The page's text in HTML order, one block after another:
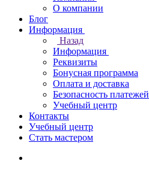
О компании
Блог
Информация
Назад
Информация
Реквизиты
Бонусная программа
Оплата и доставка
Безопасность платежей
Учебный центр
Контакты
Учебный центр
Стать мастером